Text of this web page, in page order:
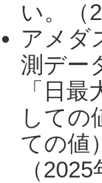
い。（
アメダ
測デー
「日
しての
ての値
（